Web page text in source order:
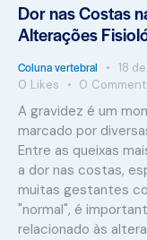
Dor nas Costas
Alterações
Coluna vertebral 18
0 Likes 0
A gravidez é um
marcado por
Entre as queixas
a dor nas costas,
muitas gestantes
"normal", é
relacionado às